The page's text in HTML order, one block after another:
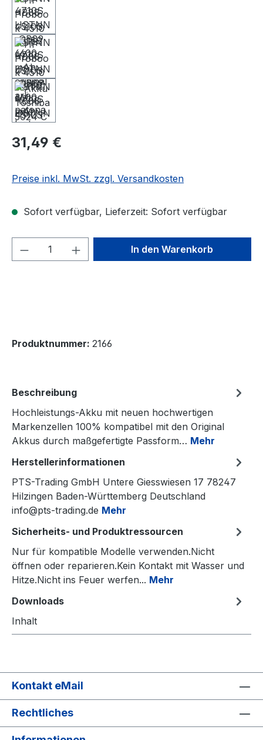
31,49 €
Preise inkl. MwSt. zzgl. Versandkosten
Sofort verfügbar, Lieferzeit: Sofort verfügbar
Produkt Anzahl: Gib denIn den Warenkorb
Produktnummer: 2166
Beschreibung
Hochleistungs-Akku mit neuen hochwertigen
Markenzellen 100% kompatibel mit den Original
Akkus durch maßgefertigte Passform… Mehr
Herstellerinformationen
PTS-Trading GmbH Untere Giesswiesen 17 78247
Hilzingen Baden-Württemberg Deutschland
info@pts-trading.de Mehr
Sicherheits- und Produktressourcen
Nur für kompatible Modelle verwenden.Nicht
öffnen oder reparieren.Kein Kontakt mit Wasser und
Hitze.Nicht ins Feuer werfen... Mehr
Downloads
Inhalt
Kontakt eMail
Rechtliches